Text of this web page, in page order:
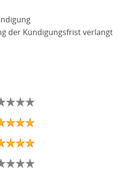
der Kündigungsfrist verlangt